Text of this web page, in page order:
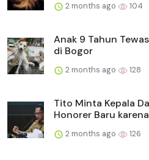
2 months ago 104
Anak 9 Tahun
di Bogor
2 months ago 128
Tito Minta Kepala
Honorer Baru
2 months ago 126